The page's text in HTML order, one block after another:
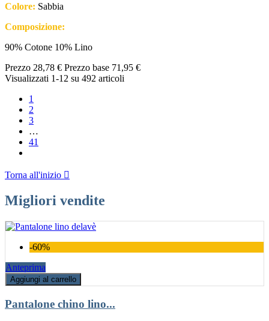
Colore: Sabbia
Composizione:
90% Cotone 10% Lino
Prezzo 28,78 € Prezzo base 71,95 €
Visualizzati 1-12 su 492 articoli
1
2
3
…
41
Torna all'inizio 
Migliori vendite
-60%
Anteprima
Aggiungi al carrello
Pantalone chino lino...